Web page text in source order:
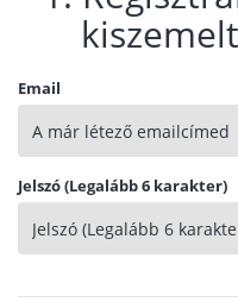
Email
Jelszó (Legalább 6 karakter)